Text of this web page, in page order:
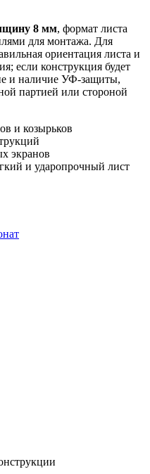
8 мм, формат листа
для монтажа. Для
ориентация листа и
если конструкция будет
и наличие УФ-защиты,
партией или стороной
и козырьков
экранов
и ударопрочный лист